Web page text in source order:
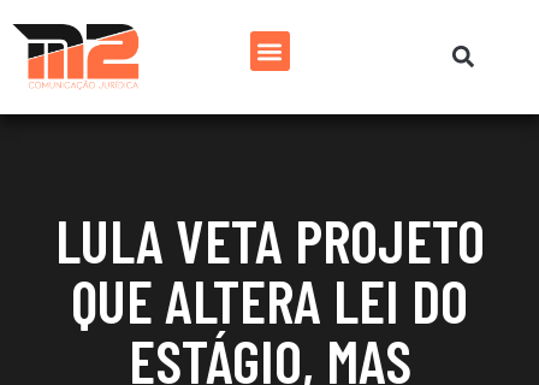
LULA VETA PROJETO
QUE ALTERA LEI DO
ESTÁGIO, MAS